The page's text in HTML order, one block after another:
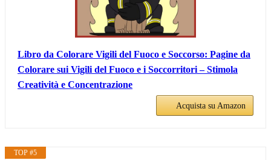
Libro da Colorare Vigili del Fuoco e Soccorso: Pagine da
Colorare sui Vigili del Fuoco e i Soccorritori – Stimola
Creatività e Concentrazione
Acquista su Amazon
TOP #5